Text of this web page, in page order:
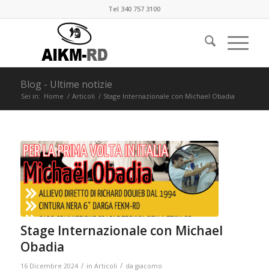
Tel 340 757 3100
Blog - Ultime notizie
Sei in: Home / Articoli / Stage Internazionale con Michael Obadia
Stage Internazionale con Michael
Obadia
16 Dicembre 2024 / in Articoli / da giacomo